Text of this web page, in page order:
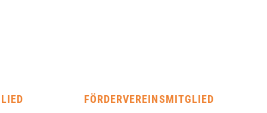
FÖRDERVEREINSMITGLIED